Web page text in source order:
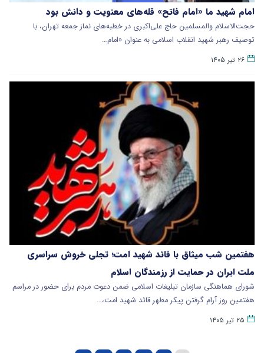
امام شهید ما «امام فاتح» قله‌های معنویت و دانش بود
حجت‌الاسلام والمسلمین حاج علی‌اکبری در خطبه‌های نماز جمعه تهران، با
توصیف رهبر شهید انقلاب اسلامی به عنوان «امام…
۲۶ تیر ۱۴۰۵
هفتمین شب میثاق با قائد شهید امت؛ تجلی خروش سراسری
ملت ایران در حمایت از رزمندگان اسلام
شورای هماهنگی سازمان تبلیغات اسلامی ضمن دعوت مردم برای حضور در مراسم
هفتمین روز آرام گرفتن پیکر مطهر قائد شهید امت،…
۲۵ تیر ۱۴۰۵